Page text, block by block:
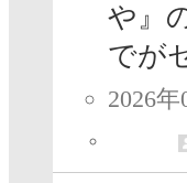
や』
でが
2026